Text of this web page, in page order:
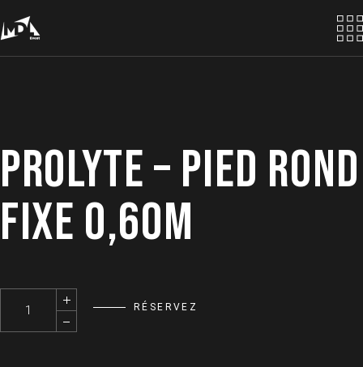
the
content
PROLYTE – PIED ROND
FIXE 0,60M
PROLYTE - Pied Rond Fixe 0,60m quantity
RÉSERVEZ